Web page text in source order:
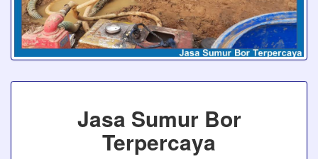
Jasa Sumur Bor
Terpercaya